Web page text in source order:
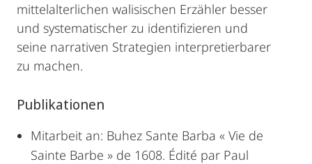
mittelalterlichen walisischen Erzähler besser
und systematischer zu identifizieren und
seine narrativen Strategien interpretierbarer
zu machen.
Publikationen
Mitarbeit an: Buhez Sante Barba « Vie de
Sainte Barbe » de 1608. Édité par Paul